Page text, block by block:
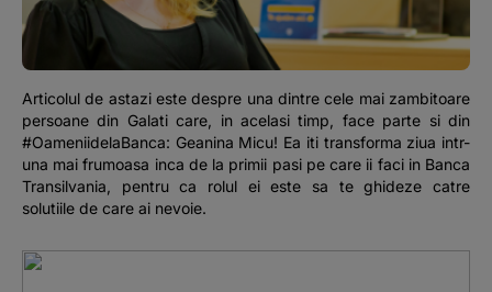
Pentru antreprenori
Banking, pe relaxare
Articolul de astazi este despre una dintre cele mai zambitoare
persoane din Galati care, in acelasi timp, face parte si din
#OameniidelaBanca: Geanina Micu! Ea iti transforma ziua intr-
una mai frumoasa inca de la primii pasi pe care ii faci in Banca
Transilvania, pentru ca rolul ei este sa te ghideze catre
solutiile de care ai nevoie.